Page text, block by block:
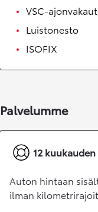
Alkaen
RAV4
LADATTAVA HYBRIDI
VSC-
Luistonesto
ISOFIX
Palvelumme
12
Auton hintaan
ilman